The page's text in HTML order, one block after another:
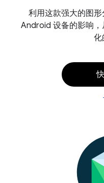
利用这款强大的图
Android 设备的影响
化